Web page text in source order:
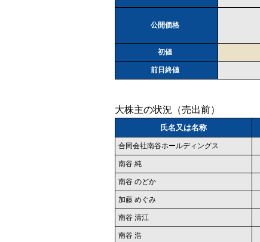
公開価格
初値
前日終値
大株主の状況（売出前）
氏名又は名称
合同会社南谷ホールディングス
南谷 純
南谷 のどか
加藤 めぐみ
南谷 清江
南谷 浩